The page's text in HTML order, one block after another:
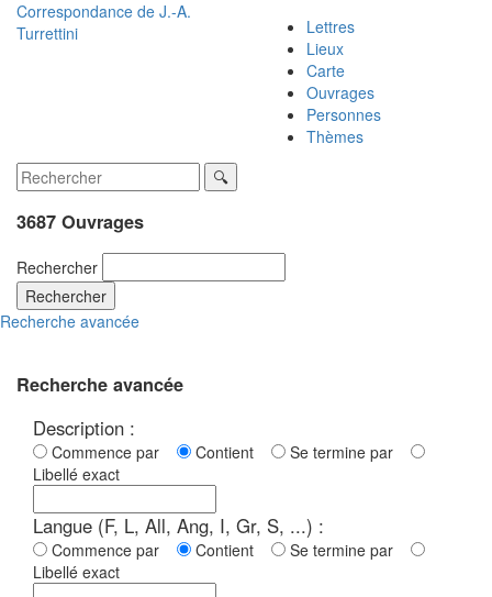
Correspondance de J.-A.
Turrettini
Lettres
Lieux
Carte
Ouvrages
Personnes
Thèmes
3687 Ouvrages
Rechercher
Rechercher
Recherche avancée
Recherche avancée
Description :
Commence par Contient
Se termine par
Libellé exact
Langue (F, L, All, Ang, I, Gr, S, ...) :
Commence par Contient
Se termine par
Libellé exact